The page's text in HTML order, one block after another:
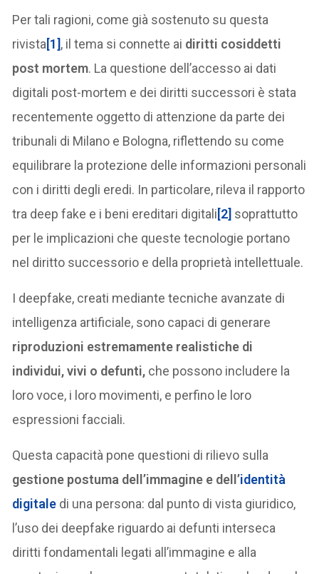
Per tali ragioni, come già sostenuto su questa
rivista[1], il tema si connette ai diritti cosiddetti
post mortem. La questione dell’accesso ai dati
digitali post-mortem e dei diritti successori è stata
recentemente oggetto di attenzione da parte dei
tribunali di Milano e Bologna, riflettendo su come
equilibrare la protezione delle informazioni personali
con i diritti degli eredi. In particolare, rileva il rapporto
tra deep fake e i beni ereditari digitali[2] soprattutto
per le implicazioni che queste tecnologie portano
nel diritto successorio e della proprietà intellettuale.
I deepfake, creati mediante tecniche avanzate di
intelligenza artificiale, sono capaci di generare
riproduzioni estremamente realistiche di
individui, vivi o defunti, che possono includere la
loro voce, i loro movimenti, e perfino le loro
espressioni facciali.
Questa capacità pone questioni di rilievo sulla
gestione postuma dell’immagine e dell’identità
digitale di una persona: dal punto di vista giuridico,
l’uso dei deepfake riguardo ai defunti interseca
diritti fondamentali legati all’immagine e alla